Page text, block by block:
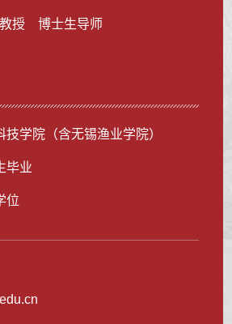
教授 博士生导师
学院（含无锡渔业学院）
毕业
位